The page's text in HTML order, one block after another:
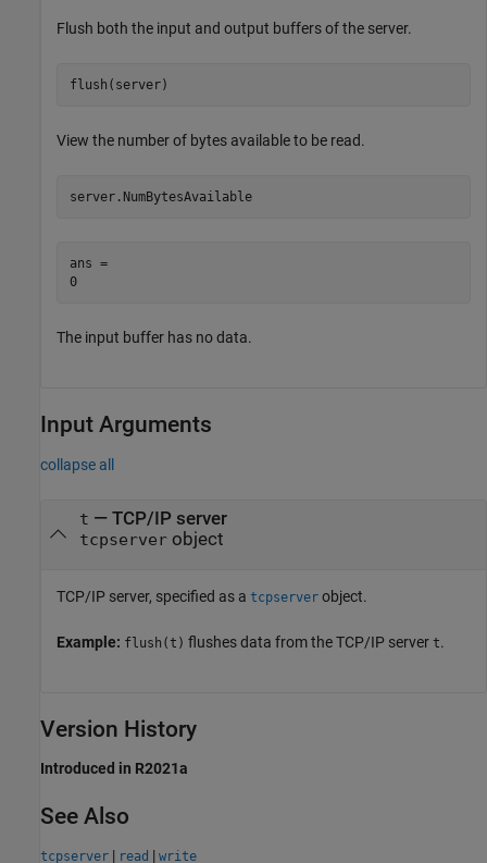
Flush both the input and output buffers of the server.
flush(server)
View the number of bytes available to be read.
server.NumBytesAvailable
ans =
0
The input buffer has no data.
Input Arguments
collapse all
t — TCP/IP server
tcpserverobject
TCP/IP server, specified as a tcpserver object.
Example: flush(t) flushes data from the TCP/IP server t.
Version History
Introduced in R2021a
See Also
tcpserver | read | write